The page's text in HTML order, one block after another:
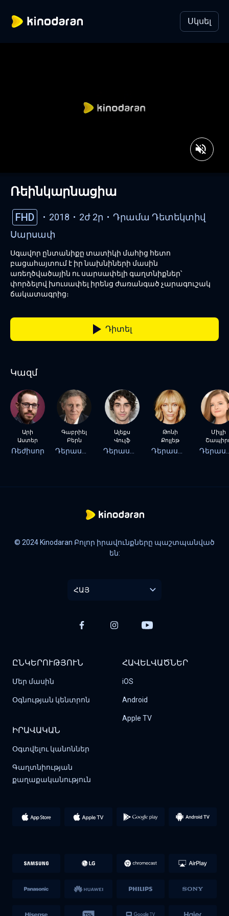
Սկսել
Ռեինկարնացիա
FHD 2018 2ժ 2ր Դրամա Դետեկտիվ
Սարսափ
Սգավոր ընտանիքը տատիկի մահից հետո
բացահայտում է իր նախնիների մասին
առեղծվածային ու սարսափելի գաղտնիքներ՝
փորձելով խուսափել իրենց ժառանգած չարագուշակ
ճակատագրից։
Դիտել
Կազմ
Արի
Աստեր
Ռեժիսոր
Գաբրիել
Բերն
Ալեքս
Վուլֆ
Թոնի
Քոլլեթ
Միլլի
© 2024 Kinodaran Բոլոր իրավունքները պաշտպանված
են:
ՀԱՅ
ԸՆԿԵՐՈՒԹՅՈՒՆ
Մեր մասին
Օգնության կենտրոն
ՀԱՎԵԼՎԱԾՆԵՐ
iOS
Android
Apple TV
ԻՐԱՎԱԿԱՆ
Օգտվելու կանոններ
Գաղտնիության
քաղաքականություն